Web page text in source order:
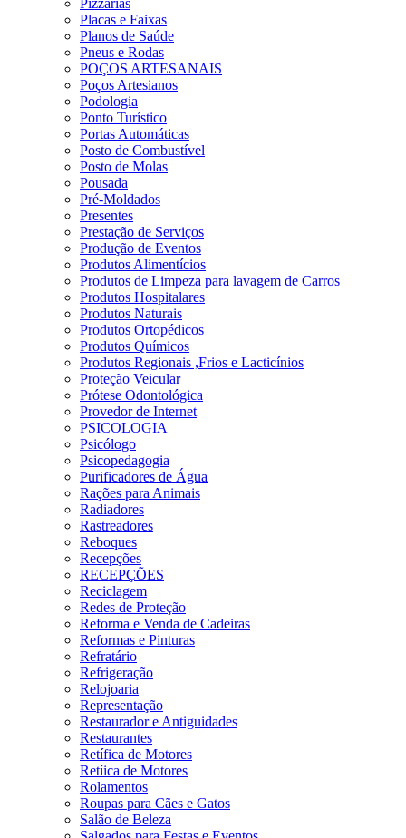
Pizzarias
Placas e Faixas
Planos de Saúde
Pneus e Rodas
POÇOS ARTESANAIS
Poços Artesianos
Podologia
Ponto Turístico
Portas Automáticas
Posto de Combustível
Posto de Molas
Pousada
Pré-Moldados
Presentes
Prestação de Serviços
Produção de Eventos
Produtos Alimentícios
Produtos de Limpeza para lavagem de Carros
Produtos Hospitalares
Produtos Naturais
Produtos Ortopédicos
Produtos Químicos
Produtos Regionais ,Frios e Lacticínios
Proteção Veicular
Prótese Odontológica
Provedor de Internet
PSICOLOGIA
Psicólogo
Psicopedagogia
Purificadores de Água
Rações para Animais
Radiadores
Rastreadores
Reboques
Recepções
RECEPÇÕES
Reciclagem
Redes de Proteção
Reforma e Venda de Cadeiras
Reformas e Pinturas
Refratário
Refrigeração
Relojoaria
Representação
Restaurador e Antiguidades
Restaurantes
Retífica de Motores
Retíica de Motores
Rolamentos
Roupas para Cães e Gatos
Salão de Beleza